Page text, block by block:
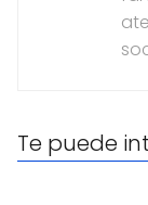
Te puede